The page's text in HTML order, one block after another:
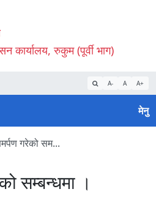
कार्यालय, रुकुम (पूर्वी भाग)
A- A A+
मेनु
गरेको सम...
सम्बन्धमा ।